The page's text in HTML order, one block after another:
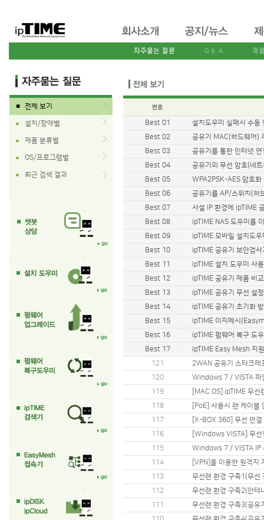
■ 전체 보기
■ 설치/장애별
■ 제품 분류별
■ OS/프로그램별
■ 최근 검색 결과
Best 01
설치도우미 실패시 수동
Best 02
공유기 MAC(하드웨어)
Best 03
공유기를 통한 인터넷
Best 04
공유기의 무선 암호(네
Best 05
WPA2PSK-AES 암호화
Best 06
공유기를 AP/스위치(허
Best 07
사설 IP 환경에 ipTIME
Best 08
ipTIME NAS 도우미를
Best 09
ipTIME 모바일 설치도
Best 10
ipTIME 공유기 보안검
Best 11
ipTIME 설치 도우미 사
Best 12
ipTIME 공유기 제품 비
Best 13
ipTIME 공유기 무선 설
Best 14
ipTIME 공유기 초기화
Best 15
ipTIME 이지메시
Best 16
ipTIME 펌웨어 복구 도
Best 17
ipTIME Easy Mesh 지
121
2WAN 공유기 스타크래
120
Windows 7 / VISTA 파
119
[MAC OS] ipTIME 무선
118
[PoE] 사용시 랜 케이
117
[X-BOX 360] 무선 연결
116
[Windows VISTA] 무선
115
Windows 7 / VISTA IP
114
[VPN]을 이용한 원격지
113
무선랜 환경 구축1(무선
112
무선랜 환경 구축2(안테
111
무선랜 환경 구축3(공유